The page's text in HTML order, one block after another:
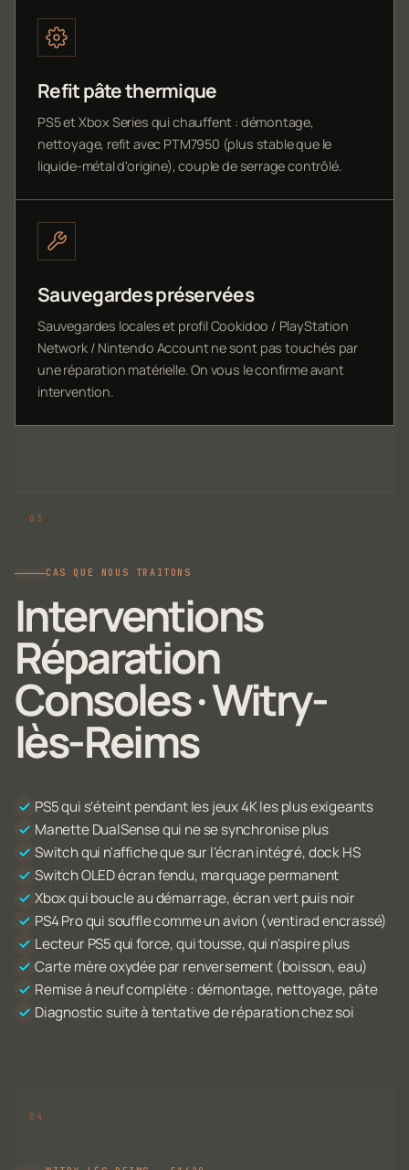
Refit pâte thermique
PS5 et Xbox Series qui chauffent : démontage,
nettoyage, refit avec PTM7950 (plus stable que le
liquide-métal d'origine), couple de serrage contrôlé.
Sauvegardes préservées
Sauvegardes locales et profil Cookidoo / PlayStation
Network / Nintendo Account ne sont pas touchés par
une réparation matérielle. On vous le confirme avant
intervention.
CAS QUE NOUS TRAITONS
Interventions
Réparation
Consoles · Witry-
lès-Reims
PS5 qui s'éteint pendant les jeux 4K les plus exigeants
Manette DualSense qui ne se synchronise plus
Switch qui n'affiche que sur l'écran intégré, dock HS
Switch OLED écran fendu, marquage permanent
Xbox qui boucle au démarrage, écran vert puis noir
PS4 Pro qui souffle comme un avion (ventirad encrassé)
Lecteur PS5 qui force, qui tousse, qui n'aspire plus
Carte mère oxydée par renversement (boisson, eau)
Remise à neuf complète : démontage, nettoyage, pâte
Diagnostic suite à tentative de réparation chez soi